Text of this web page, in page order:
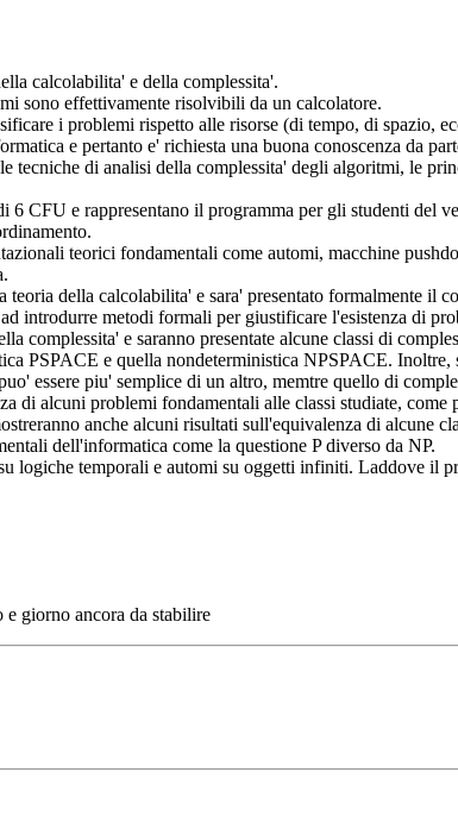
calcolabilita' e della complessita'.
sono effettivamente risolvibili da un calcolatore.
i problemi rispetto alle risorse (di tempo, di spazio,
e pertanto e' richiesta una buona conoscenza da
di analisi della complessita' degli algoritmi, le
CFU e rappresentano il programma per gli studenti del
teorici fondamentali come automi, macchine
della calcolabilita' e sara' presentato formalmente il
introdurre metodi formali per giustificare l'esistenza di
complessita' e saranno presentate alcune classi di
PSPACE e quella nondeterministica NPSPACE.
essere piu' semplice di un altro, memtre quello di
di alcuni problemi fondamentali alle classi studiate,
anche alcuni risultati sull'equivalenza di alcune
dell'informatica come la questione P diverso da NP.
logiche temporali e automi su oggetti infiniti. Laddove il
e giorno ancora da stabilire